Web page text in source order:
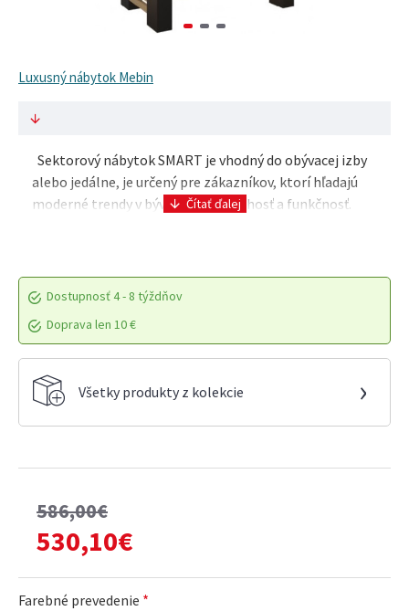
Luxusný nábytok Mebin
Sektorový nábytok SMART je vhodný do obývacej izby
alebo jedálne, je určený pre zákazníkov, ktorí hľadajú
moderné trendy v bývaní, jednoduchosť a funkčnosť.
Dostupnosť4 - 8 týždňov
Doprava len 10 €
Všetky produkty z kolekcie ›
586,00€
530,10€
Farebné prevedenie